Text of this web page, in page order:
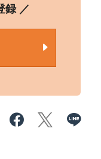
録 ／